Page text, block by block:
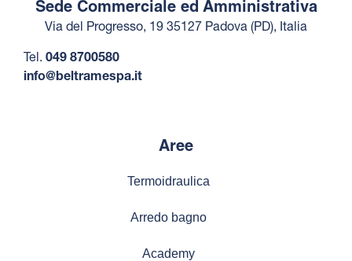
Sede Commerciale ed Amministrativa
Via del Progresso, 19 35127 Padova (PD), Italia
Tel. 049 8700580
info@beltramespa.it
Aree
Termoidraulica
Arredo bagno
Academy